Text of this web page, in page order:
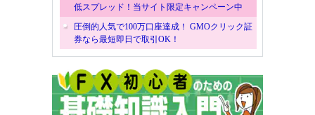
低スプレッド！当サイト限定キャンペーン中
圧倒的人気で100万口座達成！ GMOクリック証
券なら最短即日で取引OK！